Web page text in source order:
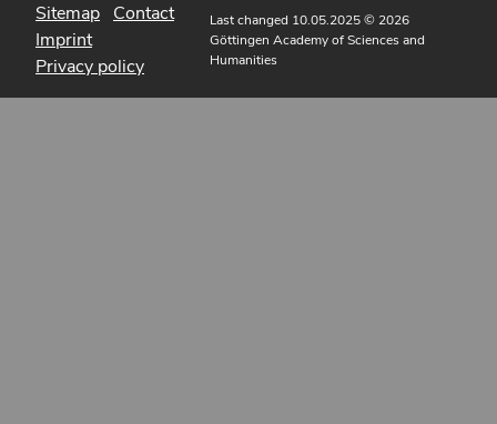
Sitemap Contact
Imprint
Privacy policy
Last changed 10.05.2025© 2026
Göttingen Academy of Sciences and
Humanities